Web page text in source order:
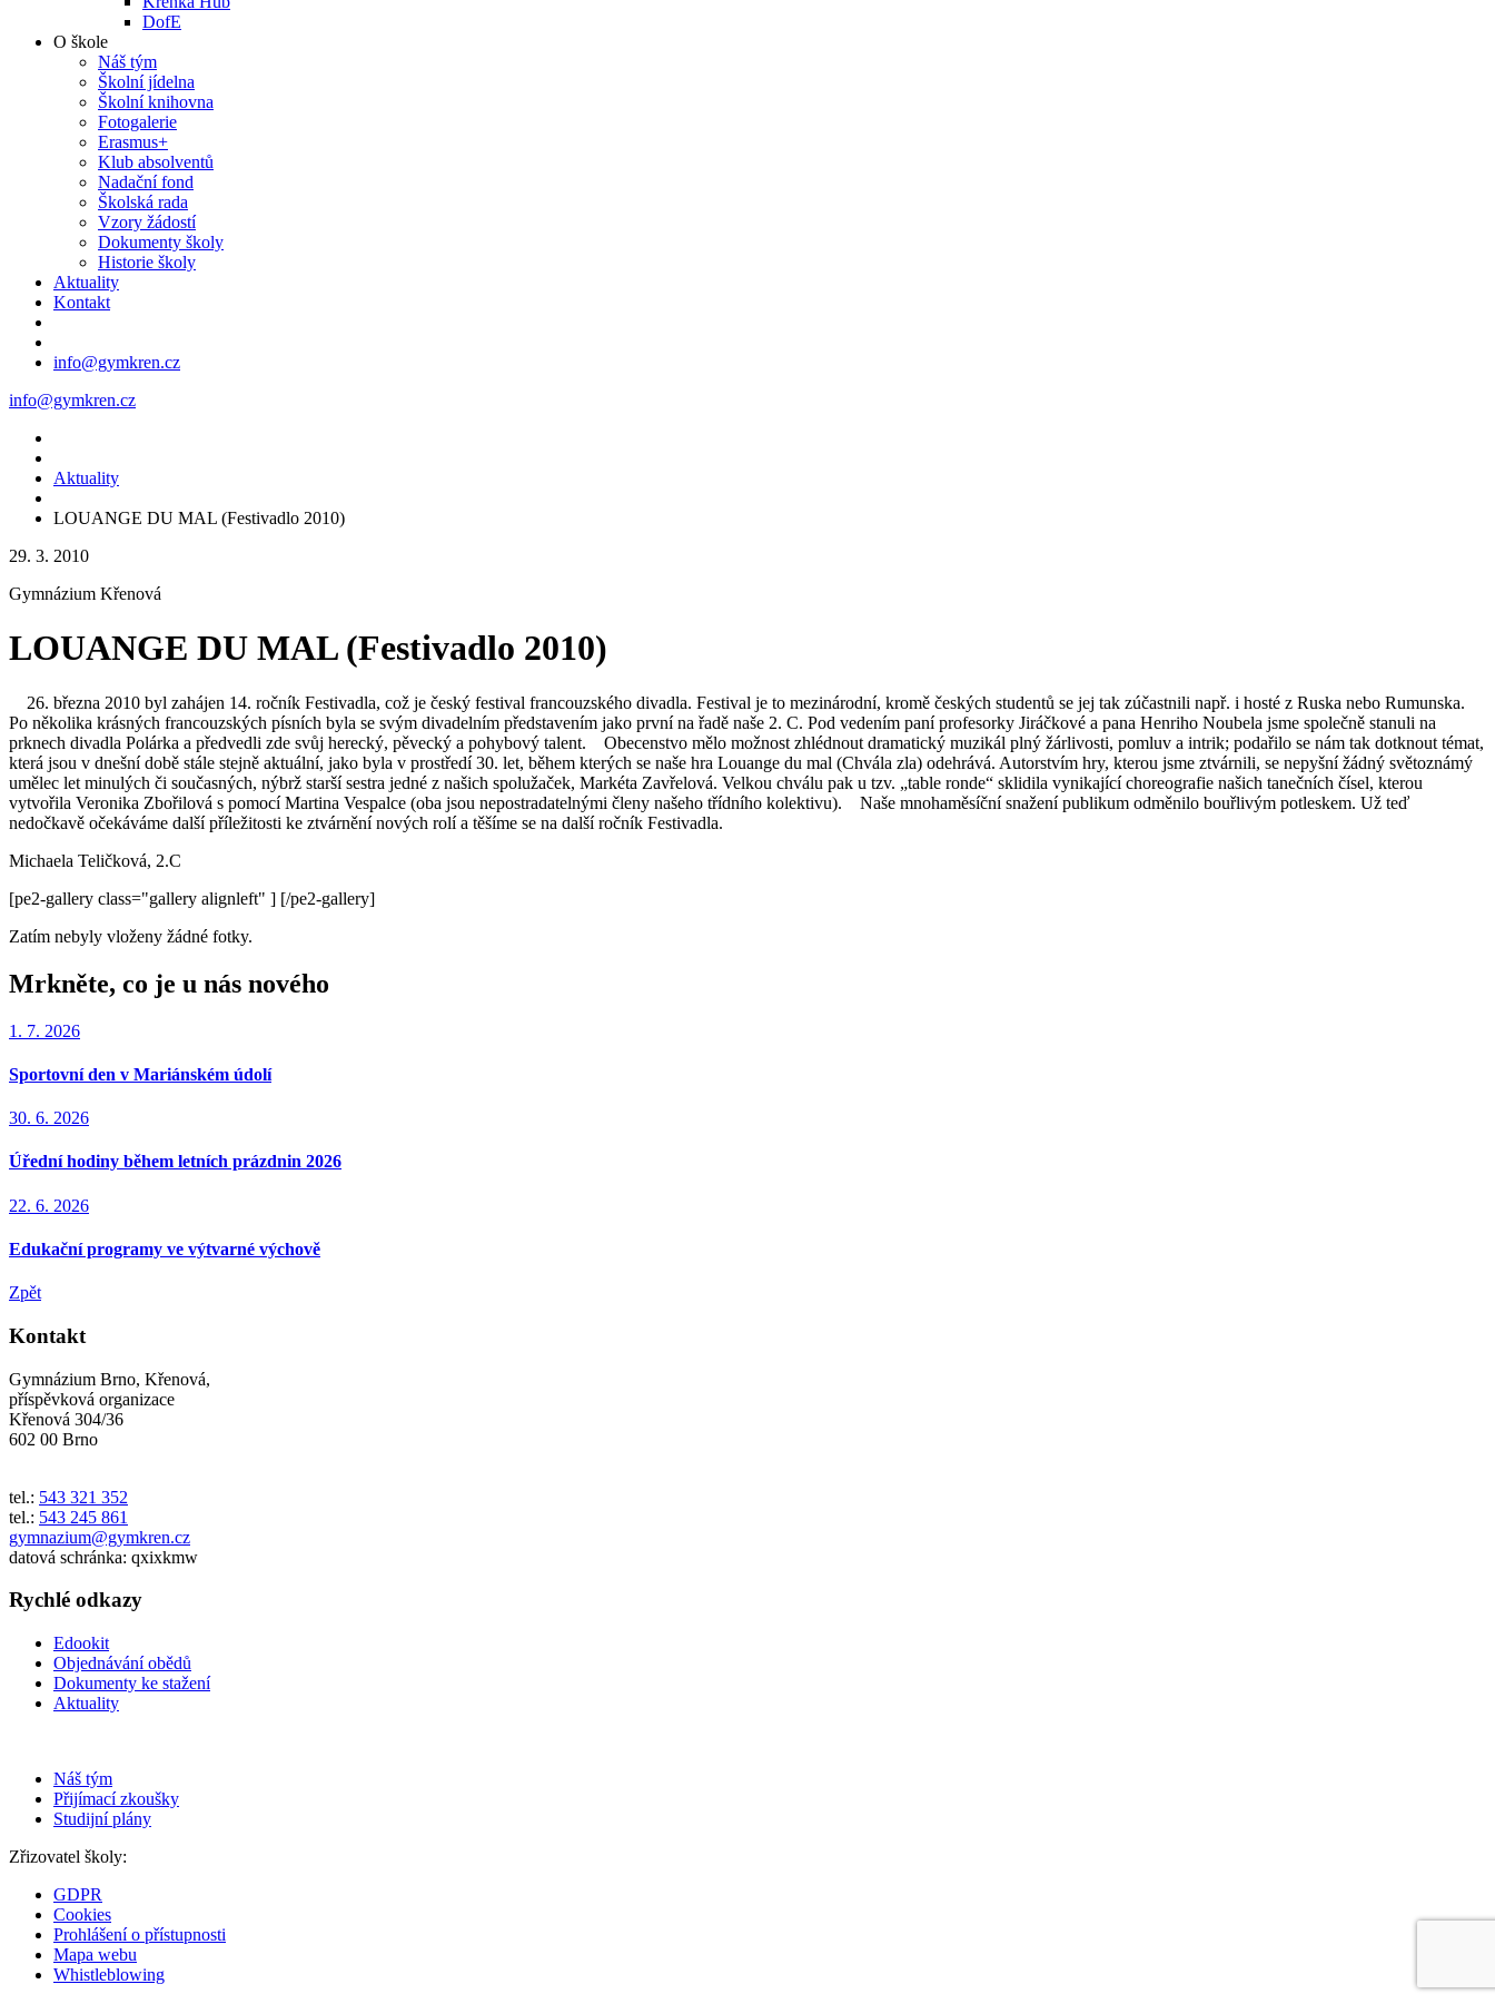
DofE
O škole
Náš tým
Školní jídelna
Školní knihovna
Fotogalerie
Erasmus+
Klub absolventů
Nadační fond
Školská rada
Vzory žádostí
Dokumenty školy
Historie školy
Aktuality
Kontakt
info@gymkren.cz
info@gymkren.cz
Aktuality
LOUANGE DU MAL (Festivadlo 2010)
29. 3. 2010
Gymnázium Křenová
LOUANGE DU MAL (Festivadlo 2010)
26. března 2010 byl zahájen 14. ročník Festivadla, což je český festival francouzského divadla. Festival je to mezinárodní, kromě českých studentů se jej tak zúčastnili např. i hosté z Ruska nebo Rumunska.
Po několika krásných francouzských písních byla se svým divadelním představením jako první na řadě naše 2. C. Pod vedením paní profesorky Jiráčkové a pana Henriho Noubela jsme společně stanuli na
prknech divadla Polárka a předvedli zde svůj herecký, pěvecký a pohybový talent. Obecenstvo mělo možnost zhlédnout dramatický muzikál plný žárlivosti, pomluv a intrik; podařilo se nám tak dotknout témat,
která jsou v dnešní době stále stejně aktuální, jako byla v prostředí 30. let, během kterých se naše hra Louange du mal (Chvála zla) odehrává. Autorstvím hry, kterou jsme ztvárnili, se nepyšní žádný světoznámý
umělec let minulých či současných, nýbrž starší sestra jedné z našich spolužaček, Markéta Zavřelová. Velkou chválu pak u tzv. „table ronde“ sklidila vynikající choreografie našich tanečních čísel, kterou
vytvořila Veronika Zbořilová s pomocí Martina Vespalce (oba jsou nepostradatelnými členy našeho třídního kolektivu). Naše mnohaměsíční snažení publikum odměnilo bouřlivým potleskem. Už teď
nedočkavě očekáváme další příležitosti ke ztvárnění nových rolí a těšíme se na další ročník Festivadla.
Michaela Teličková, 2.C
[pe2-gallery class="gallery alignleft" ] [/pe2-gallery]
Zatím nebyly vloženy žádné fotky.
Mrkněte, co je u nás nového
1. 7. 2026
Sportovní den v Mariánském údolí
30. 6. 2026
Úřední hodiny během letních prázdnin 2026
22. 6. 2026
Edukační programy ve výtvarné výchově
Zpět
Kontakt
Gymnázium Brno, Křenová,
příspěvková organizace
Křenová 304/36
602 00 Brno
tel.: 543 321 352
tel.: 543 245 861
gymnazium@gymkren.cz
datová schránka: qxixkmw
Rychlé odkazy
Edookit
Objednávání obědů
Dokumenty ke stažení
Aktuality
Náš tým
Přijímací zkoušky
Studijní plány
Zřizovatel školy:
GDPR
Cookies
Prohlášení o přístupnosti
Mapa webu
Whistleblowing